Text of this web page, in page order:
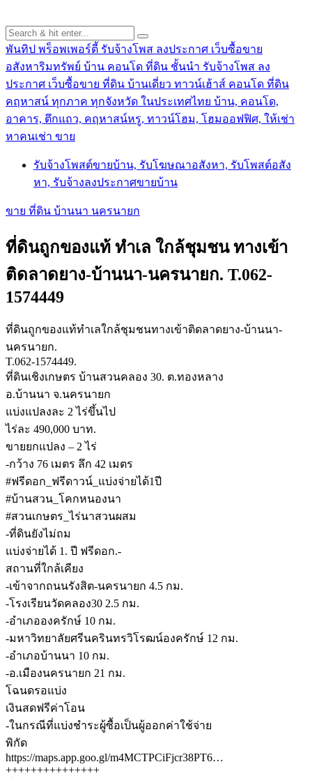
พันทิป พร็อพเพอร์ตี้ รับจ้างโพส ลงประกาศ เว็บซื้อขาย
อสังหาริมทรัพย์ บ้าน คอนโด ที่ดิน ชั้นนำ รับจ้างโพส ลง
ประกาศ เว็บซื้อขาย ที่ดิน บ้านเดี่ยว ทาวน์เฮ้าส์ คอนโด ที่ดิน
คฤหาสน์ ทุกภาค ทุกจังหวัด ในประเทศไทย บ้าน, คอนโด,
อาคาร, ตึกแถว, คฤหาสน์หรู, ทาวน์โฮม, โฮมออฟฟิศ, ให้เช่า
หาคนเช่า ขาย
รับจ้างโพสต์ขายบ้าน, รับโฆษณาอสังหา, รับโพสต์อสัง
หา, รับจ้างลงประกาศขายบ้าน
ขาย ที่ดิน บ้านนา นครนายก
ที่ดินถูกของแท้ ทำเล ใกล้ชุมชน ทางเข้า
ติดลาดยาง-บ้านนา-นครนายก. T.062-
1574449
ที่ดินถูกของแท้ทำเลใกล้ชุมชนทางเข้าติดลาดยาง-บ้านนา-
นครนายก.
T.062-1574449.
ที่ดินเชิงเกษตร บ้านสวนคลอง 30. ต.ทองหลาง
อ.บ้านนา จ.นครนายก
แบ่งแปลงละ 2 ไร่ขึ้นไป
ไร่ละ 490,000 บาท.
ขายยกแปลง – 2 ไร่
-กว้าง 76 เมตร ลึก 42 เมตร
#ฟรีดอก_ฟรีดาวน์_แบ่งจ่ายได้1ปี
#บ้านสวน_โคกหนองนา
#สวนเกษตร_ไร่นาสวนผสม
-ที่ดินยังไม่ถม
แบ่งจ่ายได้ 1. ปี ฟรีดอก.-
สถานที่ใกล้เคียง
-เข้าจากถนนรังสิต-นครนายก 4.5 กม.
-โรงเรียนวัดคลอง30 2.5 กม.
-อำเภอองครักษ์ 10 กม.
-มหาวิทยาลัยศรีนครินทรวิโรฒน์องครักษ์ 12 กม.
-อำเภอบ้านนา 10 กม.
-อ.เมืองนครนายก 21 กม.
โฉนดรอแบ่ง
เงินสดฟรีค่าโอน
-ในกรณีที่แบ่งชำระผู้ซื้อเป็นผู้ออกค่าใช้จ่าย
พิกัด
https://maps.app.goo.gl/m4MCTPCiFjcr38PT6…
+++++++++++++++